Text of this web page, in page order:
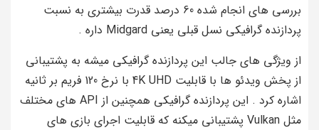
بررسی های انجام شده 60 درصد قدرت بیشتری به نسبت
پردازنده گرافیکی نسل قبلی یعنی Midgard داره .
از ویژگی های جالب این پردازنده گرافیکی میشه به پشتیبانی
از پخش ویدئو ها با قابلیت 4K UHD با نرخ 120 فریم بر ثانیه
اشاره کرد . این پردازنده گرافیکی همچنین از API های مختلف
مثل Vulkan پشتیبانی میکنه که قابلیت اجرای بازی های